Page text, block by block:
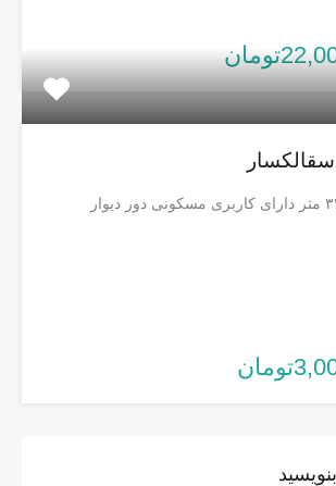
مساحت زمین ۳۲۰ متر دارای کاربری مسکونی دور دیوار